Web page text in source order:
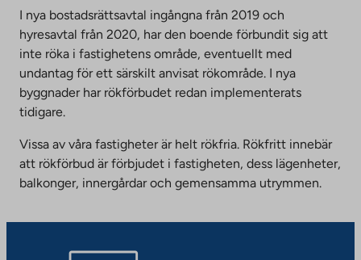
I nya bostadsrättsavtal ingångna från 2019 och
hyresavtal från 2020, har den boende förbundit sig att
inte röka i fastighetens område, eventuellt med
undantag för ett särskilt anvisat rökområde. I nya
byggnader har rökförbudet redan implementerats
tidigare.
Vissa av våra fastigheter är helt rökfria. Rökfritt innebär
att rökförbud är förbjudet i fastigheten, dess lägenheter,
balkonger, innergårdar och gemensamma utrymmen.